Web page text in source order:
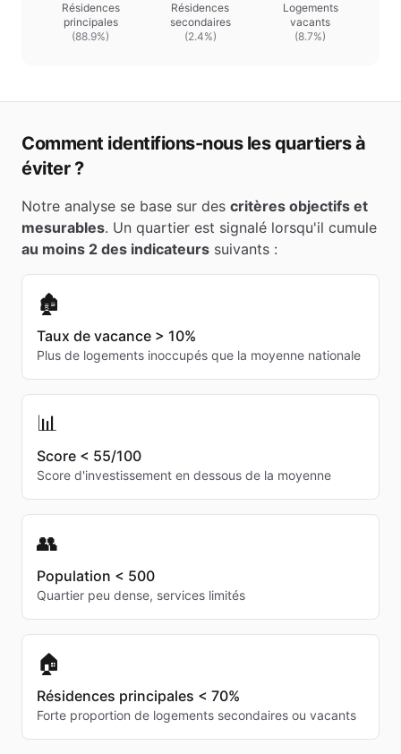
Résidences
principales
(88.9%)
Résidences
secondaires
(2.4%)
Logements
vacants
(8.7%)
Comment identifions-nous les quartiers à
éviter ?
Notre analyse se base sur des critères objectifs et
mesurables. Un quartier est signalé lorsqu'il cumule
au moins 2 des indicateurs suivants :
🏚️
Taux de vacance > 10%
Plus de logements inoccupés que la moyenne nationale
📊
Score < 55/100
Score d'investissement en dessous de la moyenne
👥
Population < 500
Quartier peu dense, services limités
🏠
Résidences principales < 70%
Forte proportion de logements secondaires ou vacants